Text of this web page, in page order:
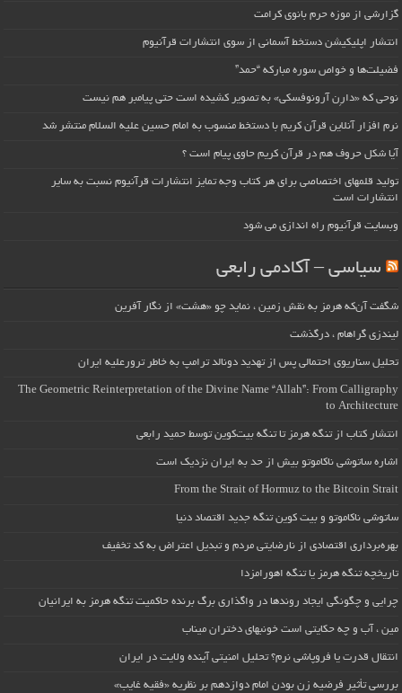
گزارشی از موزه حرم بانوی کرامت
انتشار اپلیکیشن دستخط آسمانی از سوی انتشارات قرآنیوم
فضیلت‌ها و خواص سوره مبارکه “حمد”
نوحی که «دارِن آرونوفسکی» به تصویر کشیده است حتی پیامبر هم نیست
نرم افزار آنلاین قرآن کریم با دستخط منسوب به امام حسین علیه السلام منتشر شد
آیا شکل حروف هم در قرآن کریم حاوی پیام است ؟
تولید قلمهای اختصاصی برای هر کتاب وجه تمایز انتشارات قرآنیوم نسبت به سایر
انتشارات است
وبسایت قرآنیوم راه اندازی می شود
سیاسی – آکادمی رابعی
شگفت آن‌که هرمز به نقش زمین ، نماید چو «هشت» از نگار آفرین
لیندزی گراهام ، درگذشت
تحلیل سناریوی احتمالی پس از تهدید دونالد ترامپ به خاطر ترورعلیه ایران
The Geometric Reinterpretation of the Divine Name “Allah”: From Calligraphy
to Architecture
انتشار کتاب از تنگه هرمز تا تنگه بیت‌کوین توسط حمید رابعی
اشاره ساتوشی ناکاموتو بیش از حد به ایران نزدیک است
From the Strait of Hormuz to the Bitcoin Strait
ساتوشی ناکاموتو و بیت کوین تنگه جدید اقتصاد دنیا
بهره‌برداری اقتصادی از نارضایتی مردم و تبدیل اعتراض به کد تخفیف
تاریخچه تنگه هرمز یا تنگه اهورامزدا
چرایی و چگونگی ایجاد روندها در واگذاری برگ برنده حاکمیت تنگه هرمز به ایرانیان
مین ، آب و چه حکایتی است خونبهای دختران میناب
انتقال قدرت یا فروپاشی نرم؟ تحلیل امنیتی آینده ولایت در ایران
بررسی تأثیر فرضیه زن بودن امام دوازدهم بر نظریه «فقیه غایب»